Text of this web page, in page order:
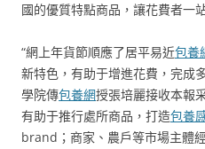
國的優質特點商品，讓花費者一
“網上年貨節順應了居平易近包養
新特色，有助于增進花費，完成
學院傳包養網授張培麗接收本報
有助于推行處所商品，打造包養
brand；商家、農戶等市場主體